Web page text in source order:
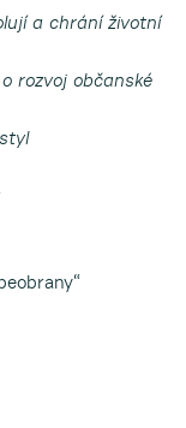
a chrání životní
rozvoj občanské